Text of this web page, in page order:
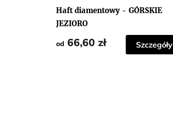
Haft diamentowy - GÓRSKIE
JEZIORO
od 66,60 zł Szczegóły